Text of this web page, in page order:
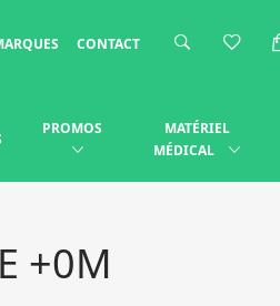
CONTACT
PROMOS
MATÉRIEL
MÉDICAL
+0M